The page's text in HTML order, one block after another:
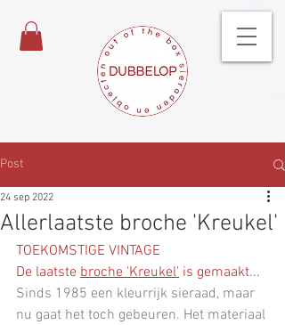
Post
Allerlaatste broche 'Kreukel'
24 sep 2022
TOEKOMSTIGE VINTAGE
De laatste broche 'Kreukel' is gemaakt...
Sinds 1985 een kleurrijk sieraad, maar
nu gaat het toch gebeuren. Het materiaal